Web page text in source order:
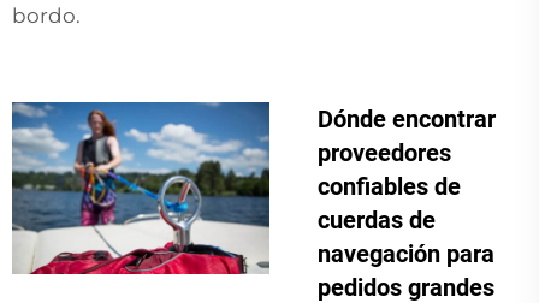
bordo.
Dónde encontrar
proveedores
confiables de
cuerdas de
navegación para
pedidos grandes